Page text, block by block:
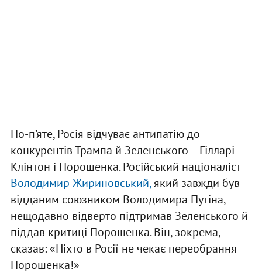
По-п’яте, Росія відчуває антипатію до
конкурентів Трампа й Зеленського – Гілларі
Клінтон і Порошенка. Російський націоналіст
Володимир Жириновський,який завжди був
відданим союзником Володимира Путіна,
нещодавно відверто підтримав Зеленського й
піддав критиці Порошенка. Він, зокрема,
сказав: «Ніхто в Росії не чекає переобрання
Порошенка!»